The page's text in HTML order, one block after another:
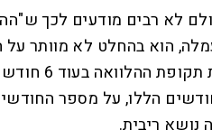
לא רבים מודעים לכך
הוא בהחלט לא מוותר על
את
הללו, על מספר
נושא ריבית.